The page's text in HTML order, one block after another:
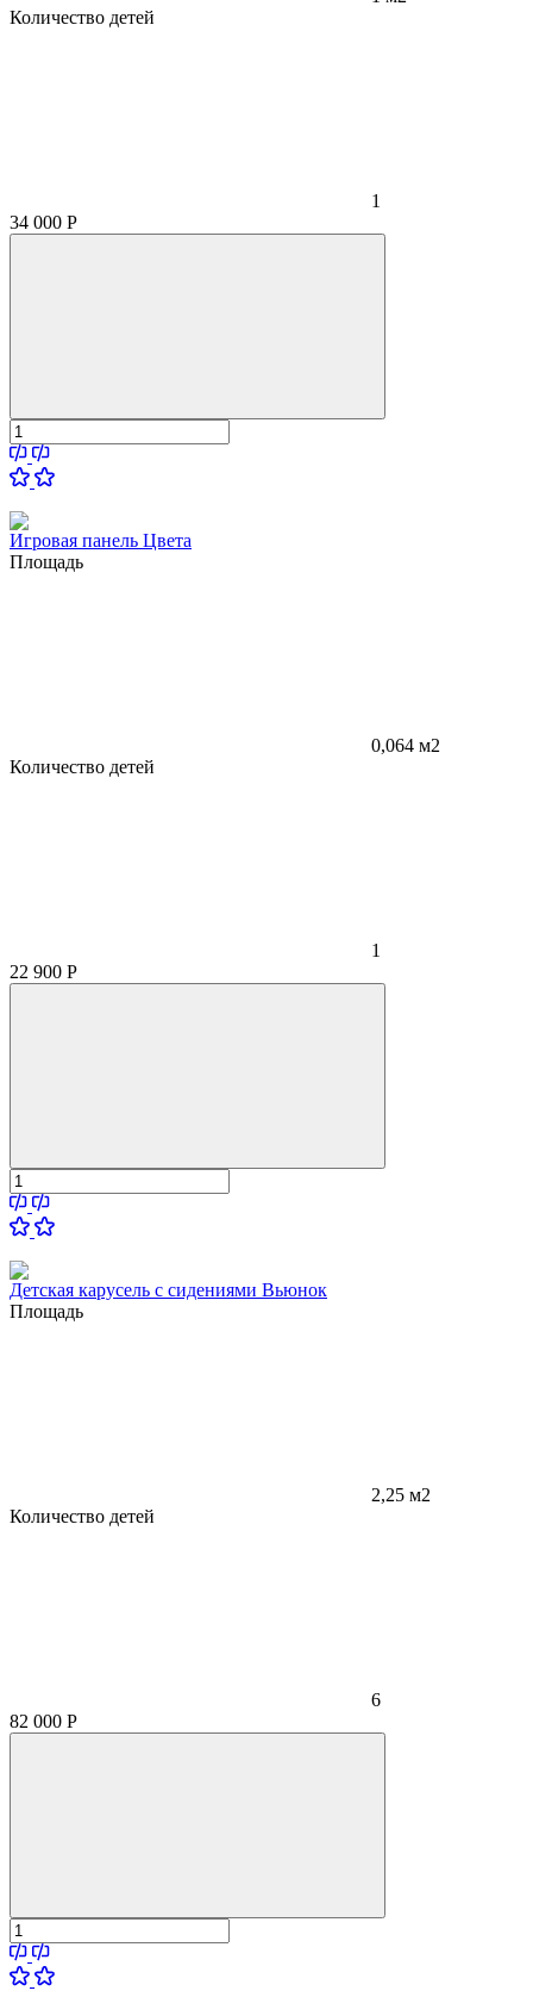
Количество детей
1
34 000 Р
Игровая панель Цвета
Площадь
0,064 м2
Количество детей
1
22 900 Р
Детская карусель с сидениями Вьюнок
Площадь
2,25 м2
Количество детей
6
82 000 Р